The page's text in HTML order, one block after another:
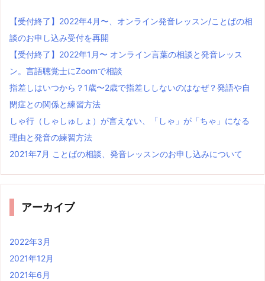
【受付終了】2022年4月〜、オンライン発音レッスン/ことばの相
談のお申し込み受付を再開
【受付終了】2022年1月〜 オンライン言葉の相談と発音レッス
ン。言語聴覚士にZoomで相談
指差しはいつから？1歳〜2歳で指差ししないのはなぜ？発語や自
閉症との関係と練習方法
しゃ行（しゃしゅしょ）が言えない、「しゃ」が「ちゃ」になる
理由と発音の練習方法
2021年7月 ことばの相談、発音レッスンのお申し込みについて
アーカイブ
2022年3月
2021年12月
2021年6月